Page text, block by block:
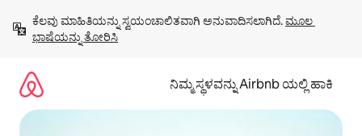
ಹೋಗಿ
ಕೆಲವು ಮಾಹಿತಿಯನ್ನು ಸ್ವಯಂಚಾಲಿತವಾಗಿ ಅನುವಾದಿಸಲಾಗಿದೆ. ಮೂಲ
ಭಾಷೆಯನ್ನು ತೋರಿಸಿ
ನಿಮ್ಮ ಸ್ಥಳವನ್ನು Airbnb ಯಲ್ಲಿ ಹಾಕಿ